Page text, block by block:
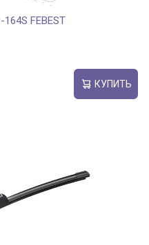
FEBEST
КУПИТЬ